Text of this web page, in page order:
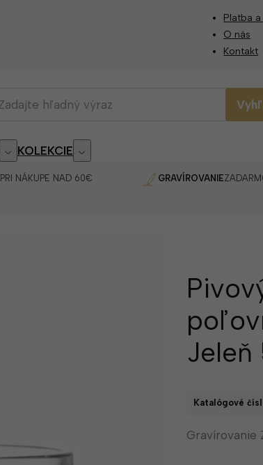
Platba
O nás
Kontakt
KOLEKCIE
PRI NÁKUPE NAD 60€ GRAVÍROVANIE
Katalógové
Gravírovanie